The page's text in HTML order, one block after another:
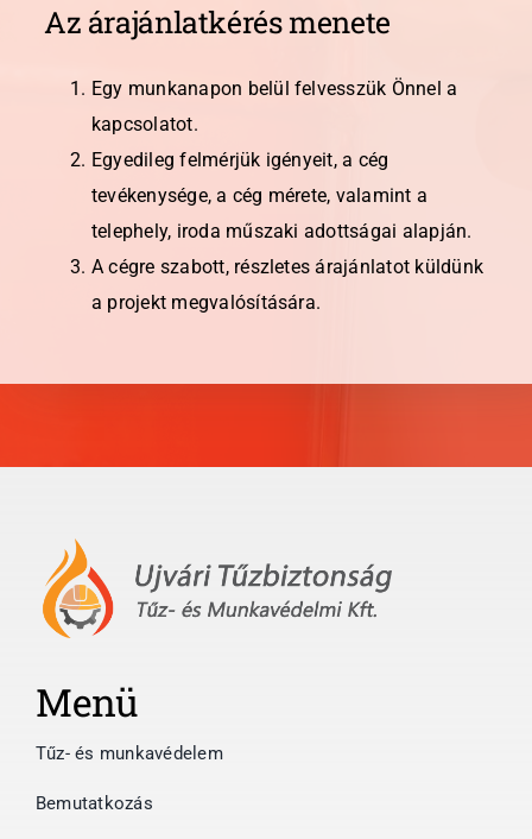
Az árajánlatkérés menete
Egy munkanapon belül felvesszük Önnel a
kapcsolatot.
Egyedileg felmérjük igényeit, a cég
tevékenysége, a cég mérete, valamint a
telephely, iroda műszaki adottságai alapján.
A cégre szabott, részletes árajánlatot küldünk
a projekt megvalósítására.
Menü
Tűz- és munkavédelem
Bemutatkozás